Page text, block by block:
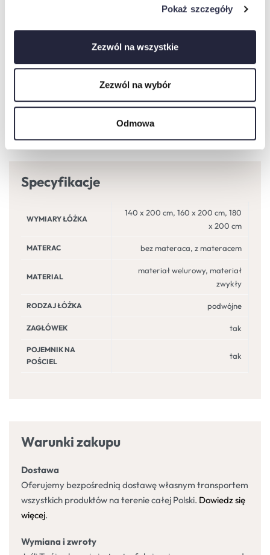
Pokaż szczegóły
Zezwól na wszystkie
Zezwól na wybór
Odmowa
Specyfikacje
WYMIARY ŁÓŻKA
140 x 200 cm, 160 x 200 cm, 180
x 200 cm
MATERAC bez materaca, z materacem
MATERIAL
materiał welurowy, materiał
zwykły
RODZAJ ŁÓŻKA podwójne
ZAGŁÓWEK tak
POJEMNIK NA
POŚCIEL
tak
Warunki zakupu
Dostawa
Oferujemy bezpośrednią dostawę własnym transportem
wszystkich produktów na terenie całej Polski. Dowiedz się
więcej.
Wymiana i zwroty